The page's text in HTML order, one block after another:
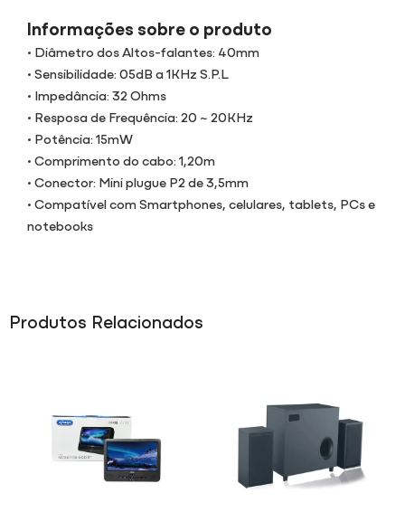
Informações sobre o produto
• Diâmetro dos Altos-falantes: 40mm
• Sensibilidade: 05dB a 1KHz S.P.L
• Impedância: 32 Ohms
• Resposa de Frequência: 20 ~ 20KHz
• Potência: 15mW
• Comprimento do cabo: 1,20m
• Conector: Mini plugue P2 de 3,5mm
• Compatível com Smartphones, celulares, tablets, PCs e
notebooks
Produtos Relacionados